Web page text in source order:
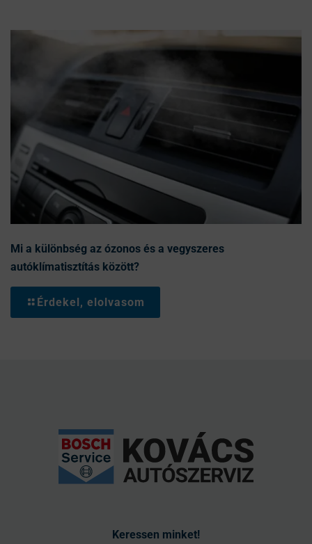
Mi a különbség az ózonos és a vegyszeres
autóklímatisztítás között?
Érdekel, elolvasom
Keressen minket!